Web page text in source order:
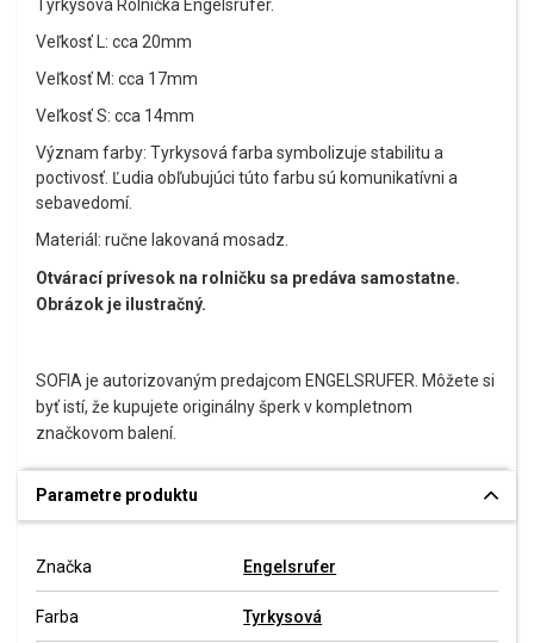
Tyrkysová Rolnička Engelsrufer.
Veľkosť L: cca 20mm
Veľkosť M: cca 17mm
Veľkosť S: cca 14mm
Význam farby: Tyrkysová farba symbolizuje stabilitu a
poctivosť. Ľudia obľubujúci túto farbu sú komunikatívni a
sebavedomí.
Materiál: ručne lakovaná mosadz.
Otvárací prívesok na rolničku sa predáva samostatne.
Obrázok je ilustračný.
SOFIA je autorizovaným predajcom ENGELSRUFER. Môžete si
byť istí, že kupujete originálny šperk v kompletnom
značkovom balení.
Parametre produktu
Značka Engelsrufer
Farba Tyrkysová